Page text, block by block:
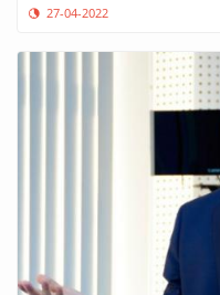
27-04-2022